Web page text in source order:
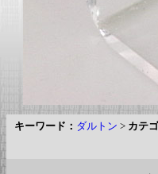
キーワード： ダルトン > カテ